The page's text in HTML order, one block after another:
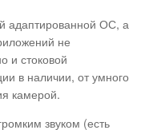
адаптированной ОС, а
не
и стоковой
в наличии, от умного
камерой.
звуком (есть